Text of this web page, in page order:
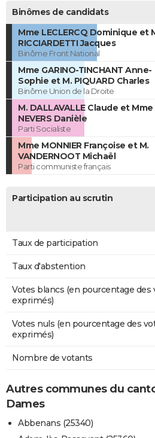
Binômes de candidats
Mme LECLERCQ Dominique et
RICCIARDETTI Jacques
Binôme Front National
Mme GARINO-TINCHANT Anne-
Sophie et M. PIQUARD Charles
Binôme Union de la Droite
M. DALLAVALLE Claude et Mme
NEVERS Danièle
Parti Socialiste
Mme MONNIER Françoise et M.
VANDERNOOT Michaël
Parti communiste français
Participation au scrutin
Taux de participation
Taux d'abstention
Votes blancs (en pourcentage des
exprimés)
Votes nuls (en pourcentage des
exprimés)
Nombre de votants
Autres communes du
Dames
Abbenans (25340)